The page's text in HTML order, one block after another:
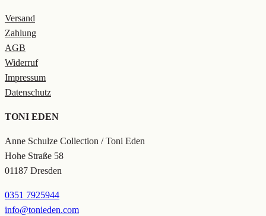
Versand
Zahlung
AGB
Widerruf
Impressum
Datenschutz
TONI EDEN
Anne Schulze Collection / Toni Eden
Hohe Straße 58
01187 Dresden
0351 7925944
info@tonieden.com